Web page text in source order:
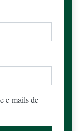
e-mails de